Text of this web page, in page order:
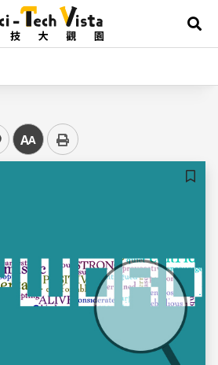
展
中
儲存